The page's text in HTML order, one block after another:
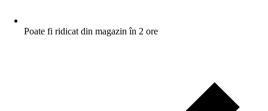
Poate fi ridicat din magazin în 2 ore